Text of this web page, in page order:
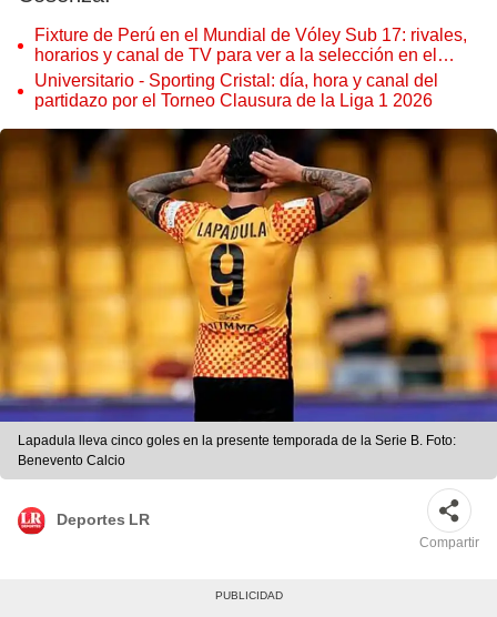
Fixture de Perú en el Mundial de Vóley Sub 17: rivales,
horarios y canal de TV para ver a la selección en el
torneo
Universitario - Sporting Cristal: día, hora y canal del
partidazo por el Torneo Clausura de la Liga 1 2026
Lapadula lleva cinco goles en la presente temporada de la Serie B. Foto:
Benevento Calcio
Deportes LR
Compartir